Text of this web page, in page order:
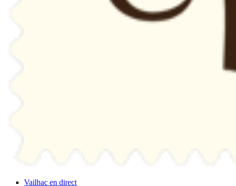
Vailhac en direct